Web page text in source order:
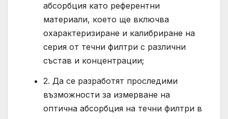
абсорбция като референтни
материали, което ще включва
охарактеризиране и калибриране на
серия от течни филтри с различни
състав и концентрации;
2. Да се разработят проследими
възможности за измерване на
оптична абсорбция на течни филтри в